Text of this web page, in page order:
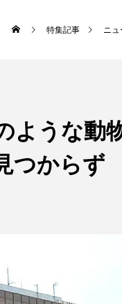
特集記事 ニュ
ような動
つからず